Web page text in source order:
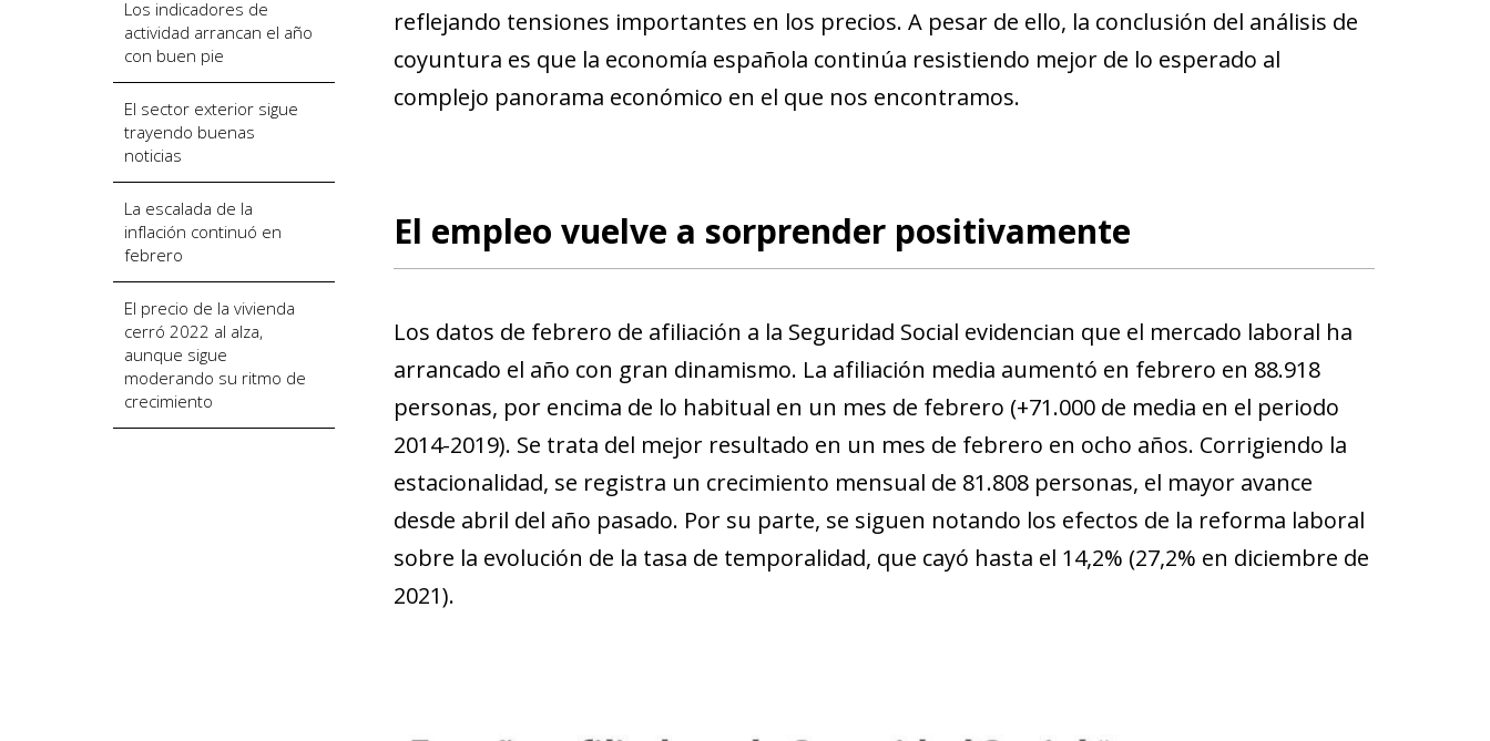
Los indicadores de
actividad arrancan el año
con buen pie
El sector exterior sigue
trayendo buenas
noticias
La escalada de la
inflación continuó en
febrero
El precio de la vivienda
cerró 2022 al alza,
aunque sigue
moderando su ritmo de
crecimiento
reflejando tensiones importantes en los precios. A pesar de ello, la conclusión del análisis de
coyuntura es que la economía española continúa resistiendo mejor de lo esperado al
complejo panorama económico en el que nos encontramos.
El empleo vuelve a sorprender positivamente
Los datos de febrero de afiliación a la Seguridad Social evidencian que el mercado laboral ha
arrancado el año con gran dinamismo. La afiliación media aumentó en febrero en 88.918
personas, por encima de lo habitual en un mes de febrero (+71.000 de media en el periodo
2014-2019). Se trata del mejor resultado en un mes de febrero en ocho años. Corrigiendo la
estacionalidad, se registra un crecimiento mensual de 81.808 personas, el mayor avance
desde abril del año pasado. Por su parte, se siguen notando los efectos de la reforma laboral
sobre la evolución de la tasa de temporalidad, que cayó hasta el 14,2% (27,2% en diciembre de
2021).